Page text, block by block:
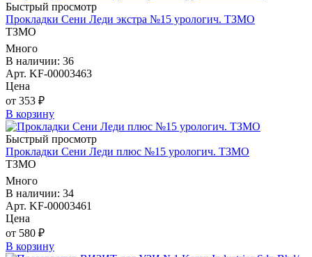
Быстрый просмотр
Прокладки Сени Леди экстра №15 урологич. ТЗМО
ТЗМО
Много
В наличии: 36
Арт. KF-00003463
Цена
от 353 ₽
В корзину
Быстрый просмотр
Прокладки Сени Леди плюс №15 урологич. ТЗМО
ТЗМО
Много
В наличии: 34
Арт. KF-00003461
Цена
от 580 ₽
В корзину